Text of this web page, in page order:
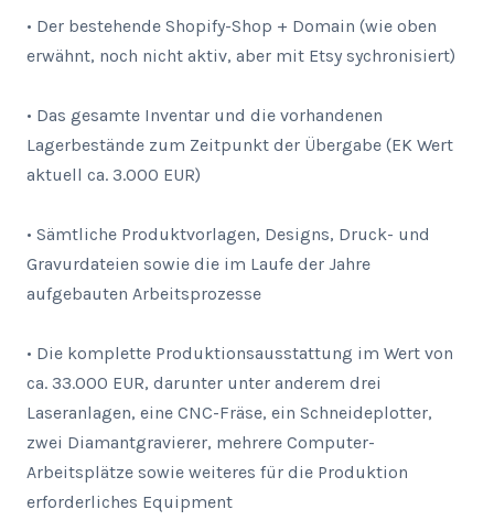
• Der bestehende Shopify-Shop + Domain (wie oben
erwähnt, noch nicht aktiv, aber mit Etsy sychronisiert)
• Das gesamte Inventar und die vorhandenen
Lagerbestände zum Zeitpunkt der Übergabe (EK Wert
aktuell ca. 3.000 EUR)
• Sämtliche Produktvorlagen, Designs, Druck- und
Gravurdateien sowie die im Laufe der Jahre
aufgebauten Arbeitsprozesse
• Die komplette Produktionsausstattung im Wert von
ca. 33.000 EUR, darunter unter anderem drei
Laseranlagen, eine CNC-Fräse, ein Schneideplotter,
zwei Diamantgravierer, mehrere Computer-
Arbeitsplätze sowie weiteres für die Produktion
erforderliches Equipment